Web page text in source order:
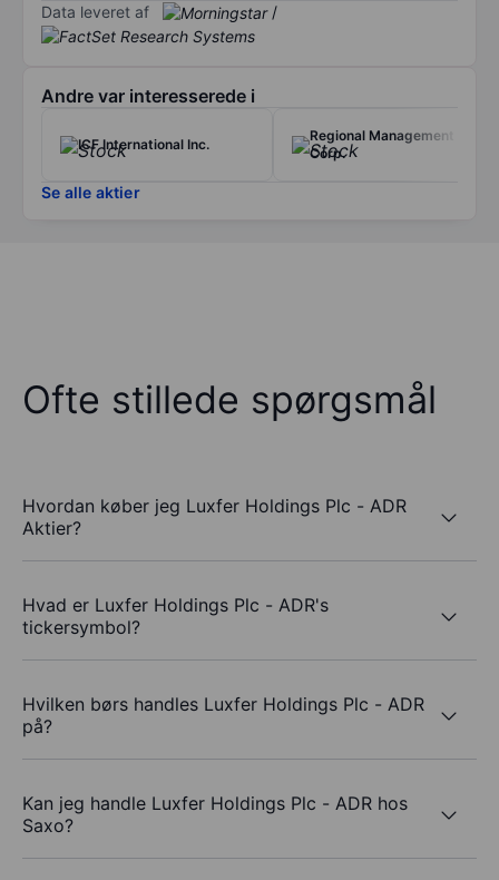
Data leveret af /
Andre var interesserede i
ICF International Inc.
Regional Management
Corp.
Se alle aktier
Ofte stillede spørgsmål
Hvordan køber jeg Luxfer Holdings Plc - ADR
Aktier?
Hvad er Luxfer Holdings Plc - ADR's
tickersymbol?
Hvilken børs handles Luxfer Holdings Plc - ADR
på?
Kan jeg handle Luxfer Holdings Plc - ADR hos
Saxo?